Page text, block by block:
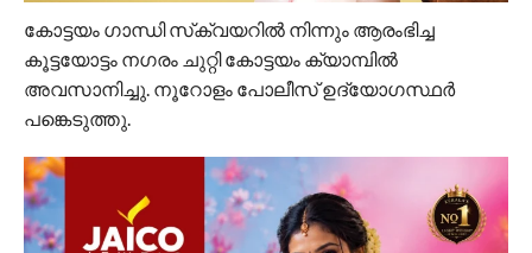
കോട്ടയം ഗാന്ധി സ്‌ക്വയറിൽ നിന്നും ആരംഭിച്ച
കൂട്ടയോട്ടം നഗരം ചുറ്റി കോട്ടയം ക്യാമ്പിൽ
അവസാനിച്ചു. നൂറോളം പോലീസ് ഉദ്യോഗസ്ഥർ
പങ്കെടുത്തു.